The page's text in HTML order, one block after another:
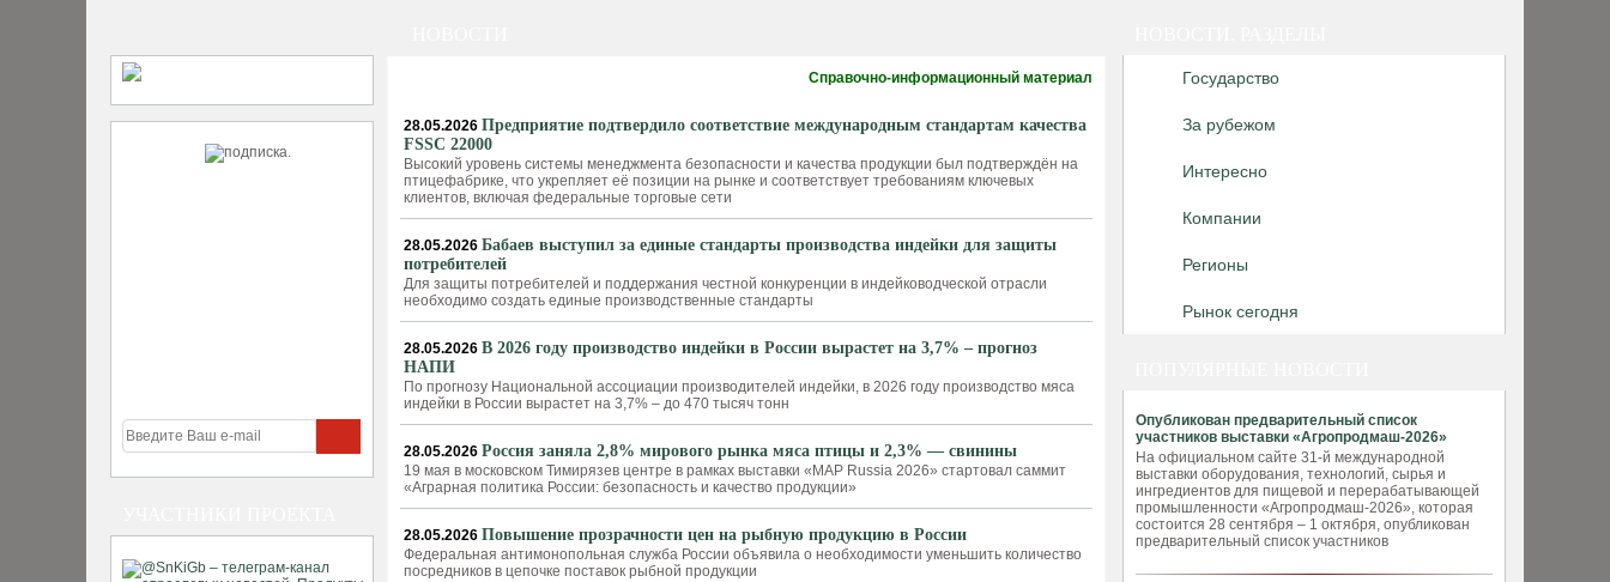
Государство
За рубежом
Интересно
Компании
Регионы
Рынок сегодня
Опубликован предварительный список
участников выставки «Агропродмаш-2026»
На официальном сайте 31-й международной
выставки оборудования, технологий, сырья и
ингредиентов для пищевой и перерабатывающей
промышленности «Агропродмаш-2026», которая
состоится 28 сентября – 1 октября, опубликован
предварительный список участников
Справочно-информационный материал
28.05.2026 Предприятие подтвердило соответствие международным стандартам качества
FSSC 22000
Высокий уровень системы менеджмента безопасности и качества продукции был подтверждён на
птицефабрике, что укрепляет её позиции на рынке и соответствует требованиям ключевых
клиентов, включая федеральные торговые сети
28.05.2026 Бабаев выступил за единые стандарты производства индейки для защиты
потребителей
Для защиты потребителей и поддержания честной конкуренции в индейководческой отрасли
необходимо создать единые производственные стандарты
28.05.2026 В 2026 году производство индейки в России вырастет на 3,7% – прогноз
НАПИ
По прогнозу Национальной ассоциации производителей индейки, в 2026 году производство мяса
индейки в России вырастет на 3,7% – до 470 тысяч тонн
28.05.2026 Россия заняла 2,8% мирового рынка мяса птицы и 2,3% — свинины
19 мая в московском Тимирязев центре в рамках выставки «MAP Russia 2026» стартовал саммит
«Аграрная политика России: безопасность и качество продукции»
28.05.2026 Повышение прозрачности цен на рыбную продукцию в России
Федеральная антимонопольная служба России объявила о необходимости уменьшить количество
посредников в цепочке поставок рыбной продукции